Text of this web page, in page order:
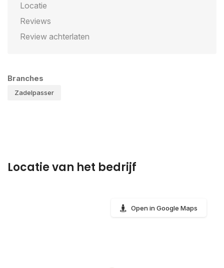
Locatie
Reviews
Review achterlaten
Branches
Zadelpasser
Locatie van het bedrijf
Open in Google Maps